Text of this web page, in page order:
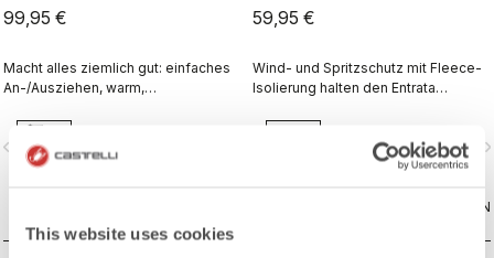
This website uses cookies
99,95 €
Macht alles ziemlich gut: einfaches
An-/Ausziehen, warm,
atmungsaktiv. Das ergibt einen
hervorragenden Allround-
Überschuh.
59,95 €
Wind- und Spritzschutz mit Fleece-
Isolierung halten den Entrata
Füße warm.
VERGLEICHEN